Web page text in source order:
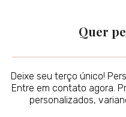
Quer
Deixe seu terço único!
Entre em contato agora.
personalizados,